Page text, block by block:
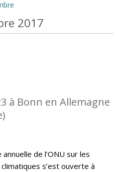
2017
à Bonn en Allemagne
de l’ONU sur les
s’est ouverte à